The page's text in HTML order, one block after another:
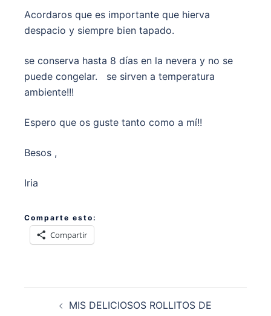
Acordaros que es importante que hierva
despacio y siempre bien tapado.
se conserva hasta 8 días en la nevera y no se
puede congelar. se sirven a temperatura
ambiente!!!
Espero que os guste tanto como a mí!!
Besos ,
Iria
Comparte esto:
Compartir
MIS DELICIOSOS ROLLITOS DE